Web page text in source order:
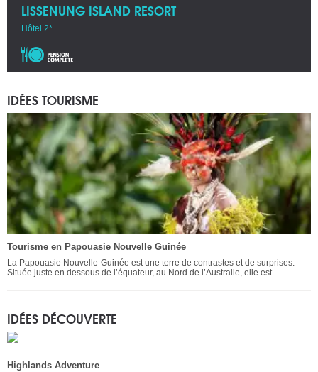
LISSENUNG ISLAND RESORT
Hôtel 2*
IDÉES TOURISME
Tourisme en Papouasie Nouvelle Guinée
La Papouasie Nouvelle-Guinée est une terre de contrastes et de surprises.
Située juste en dessous de l’équateur, au Nord de l’Australie, elle est ...
IDÉES DÉCOUVERTE
Highlands Adventure